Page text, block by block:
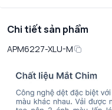
Chi tiết sản phẩm
APM6227-XLU-M